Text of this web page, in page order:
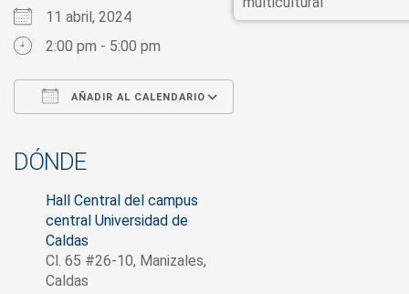
11 abril, 2024
2:00 pm - 5:00 pm
AÑADIR AL CALENDARIO
DÓNDE
Hall Central del campus
central Universidad de
Caldas
Cl. 65 #26-10, Manizales,
Caldas